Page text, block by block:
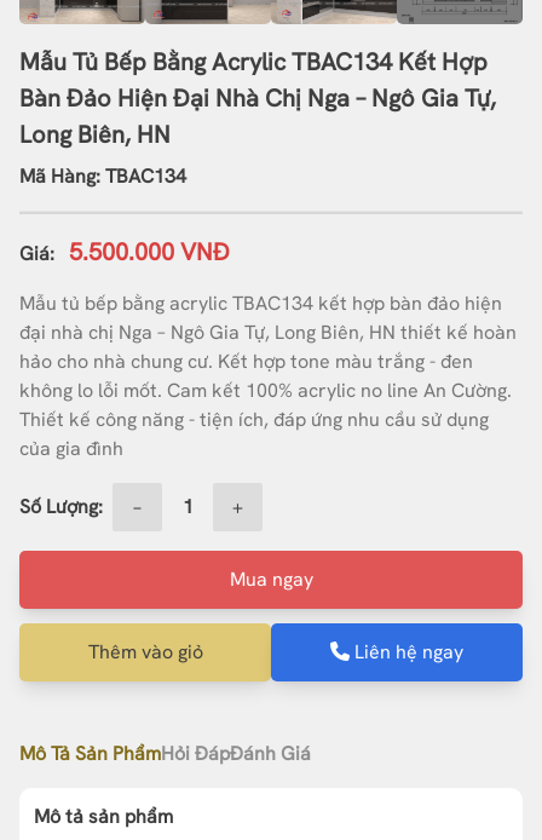
Mẫu Tủ Bếp Bằng Acrylic TBAC134 Kết Hợp
Bàn Đảo Hiện Đại Nhà Chị Nga – Ngô Gia Tự,
Long Biên, HN
Mã Hàng: TBAC134
Giá: 5.500.000 VNĐ
Mẫu tủ bếp bằng acrylic TBAC134 kết hợp bàn đảo hiện
đại nhà chị Nga – Ngô Gia Tự, Long Biên, HN thiết kế hoàn
hảo cho nhà chung cư. Kết hợp tone màu trắng - đen
không lo lỗi mốt. Cam kết 100% acrylic no line An Cường.
Thiết kế công năng - tiện ích, đáp ứng nhu cầu sử dụng
của gia đình
Số Lượng: − +
Mua ngay
Thêm vào giỏ Liên hệ ngay
Mô Tả Sản PhẩmHỏi ĐápĐánh Giá
Mô tả sản phẩm